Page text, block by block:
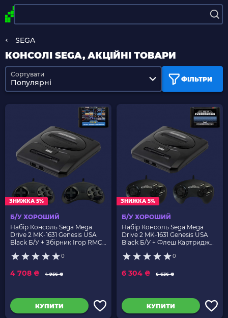
SEGA
КОНСОЛІ SEGA, АКЦІЙНІ ТОВАРИ
ФІЛЬТРИ
Сортувати
Популярні
ЗНИЖКА 5%
Б/У ХОРОШИЙ
Набір Консоль Sega Mega
Drive 2 MK-1631 Genesis USA
Black Б/У + Збірник Ігор RMC
Версія Новий + Геймпад
0
4 956 ₴
4 708 ₴
КУПИТИ
ЗНИЖКА 5%
Б/У ХОРОШИЙ
Набір Консоль Sega Mega
Drive 2 MK-1631 Genesis USA
Black Б/У + Флеш Картридж
in 1 Англійська Версія Новий +
0
6 636 ₴
6 304 ₴
КУПИТИ